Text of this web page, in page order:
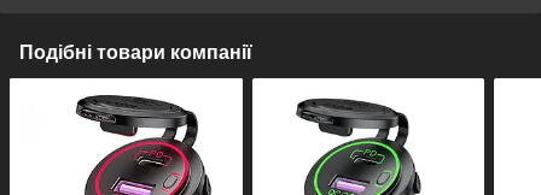
Подібні товари компанії